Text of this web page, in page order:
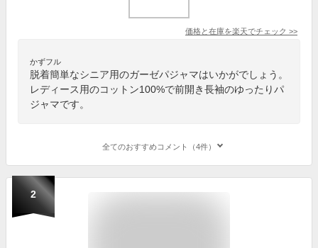
価格と在庫を楽天でチェック >>
かずフル
脱着簡単なシニア用のガーゼパジャマはいかがでしょう。
レディース用のコットン100%で前開き長袖のゆったりパ
ジャマです。
全てのおすすめコメント（4件）
2